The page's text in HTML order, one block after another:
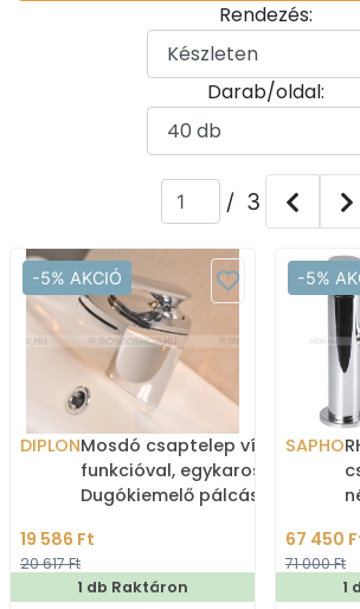
Rendezés:
Darab/oldal:
/ 3
-5% AKCIÓ
DIPLONMosdó csaptelep vízesés
funkcióval, egykaros -
Dugókiemelő pálcás
(ST03252)
19 586 Ft
20 617 Ft
1 db Raktáron
-5%
SAPHO
67 450
71 000 Ft
1